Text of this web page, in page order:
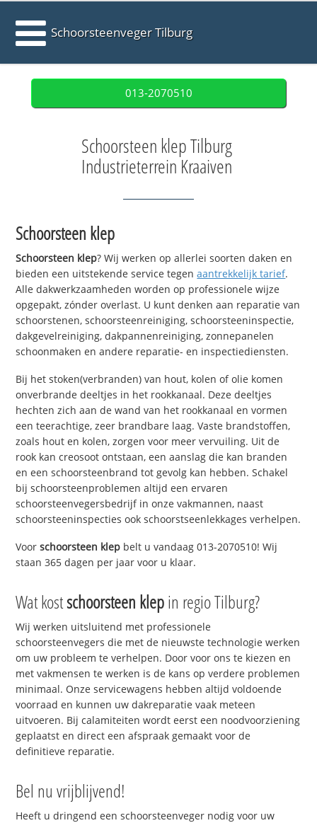
Schoorsteenveger Tilburg
013-2070510
Schoorsteen klep Tilburg
Industrieterrein Kraaiven
Schoorsteen klep
Schoorsteen klep? Wij werken op allerlei soorten daken en
bieden een uitstekende service tegenaantrekkelijk tarief.
Alle dakwerkzaamheden worden op professionele wijze
opgepakt, zónder overlast. U kunt denken aan reparatie van
schoorstenen, schoorsteenreiniging, schoorsteeninspectie,
dakgevelreiniging, dakpannenreiniging, zonnepanelen
schoonmaken en andere reparatie- en inspectiediensten.
Bij het stoken(verbranden) van hout, kolen of olie komen
onverbrande deeltjes in het rookkanaal. Deze deeltjes
hechten zich aan de wand van het rookkanaal en vormen
een teerachtige, zeer brandbare laag. Vaste brandstoffen,
zoals hout en kolen, zorgen voor meer vervuiling. Uit de
rook kan creosoot ontstaan, een aanslag die kan branden
en een schoorsteenbrand tot gevolg kan hebben. Schakel
bij schoorsteenproblemen altijd een ervaren
schoorsteenvegersbedrijf in onze vakmannen, naast
schoorsteeninspecties ook schoorstseenlekkages verhelpen.
Voorschoorsteen klep belt u vandaag 013-2070510! Wij
staan 365 dagen per jaar voor u klaar.
Wat kostschoorsteen klepin regio Tilburg?
Wij werken uitsluitend met professionele
schoorsteenvegers die met de nieuwste technologie werken
om uw probleem te verhelpen. Door voor ons te kiezen en
met vakmensen te werken is de kans op verdere problemen
minimaal. Onze servicewagens hebben altijd voldoende
voorraad en kunnen uw dakreparatie vaak meteen
uitvoeren. Bij calamiteiten wordt eerst een noodvoorziening
geplaatst en direct een afspraak gemaakt voor de
definitieve reparatie.
Bel nu vrijblijvend!
Heeft u dringend een schoorsteenveger nodig voor uw